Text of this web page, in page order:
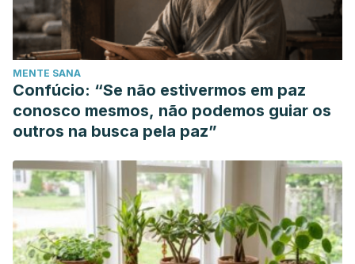
MENTE SANA
Confúcio: “Se não estivermos em paz
conosco mesmos, não podemos guiar os
outros na busca pela paz”